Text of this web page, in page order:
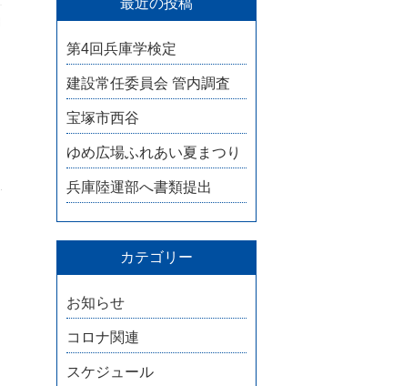
最近の投稿
第4回兵庫学検定
建設常任委員会 管内調査
宝塚市西谷
ゆめ広場ふれあい夏まつり
兵庫陸運部へ書類提出
カテゴリー
お知らせ
コロナ関連
スケジュール